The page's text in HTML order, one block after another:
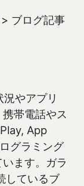
ブログ記事
やアプリ
帯電話やス
App
グラミング
ます。ガラ
しているブ